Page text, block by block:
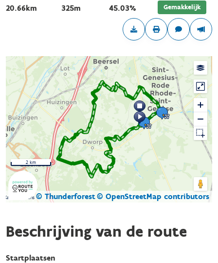
20.66km 325m 45.03% Gemakkelijk
Kaartgegevens © Thunderforest© OpenStreetMap contributors
2 km
Beschrijving van de route
Startplaatsen